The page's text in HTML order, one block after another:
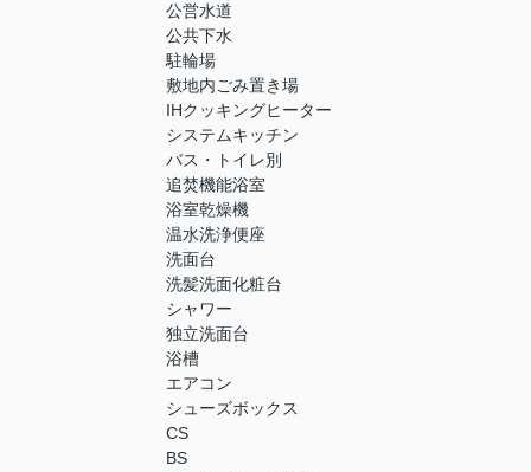
公営水道
公共下水
駐輪場
敷地内ごみ置き場
IHクッキングヒーター
システムキッチン
バス・トイレ別
追焚機能浴室
浴室乾燥機
温水洗浄便座
洗面台
洗髪洗面化粧台
シャワー
独立洗面台
浴槽
エアコン
シューズボックス
CS
BS